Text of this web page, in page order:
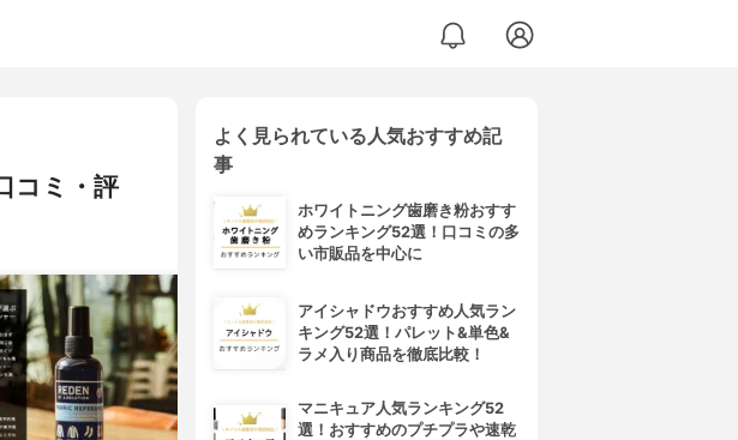
コミ・評
よく見られている人気おすすめ記
事
ホワイトニング歯磨き粉おすす
めランキング52選！口コミの多
い市販品を中心に
アイシャドウおすすめ人気ラン
キング52選！パレット&単色&
ラメ入り商品を徹底比較！
マニキュア人気ランキング52
選！おすすめのプチプラや速乾